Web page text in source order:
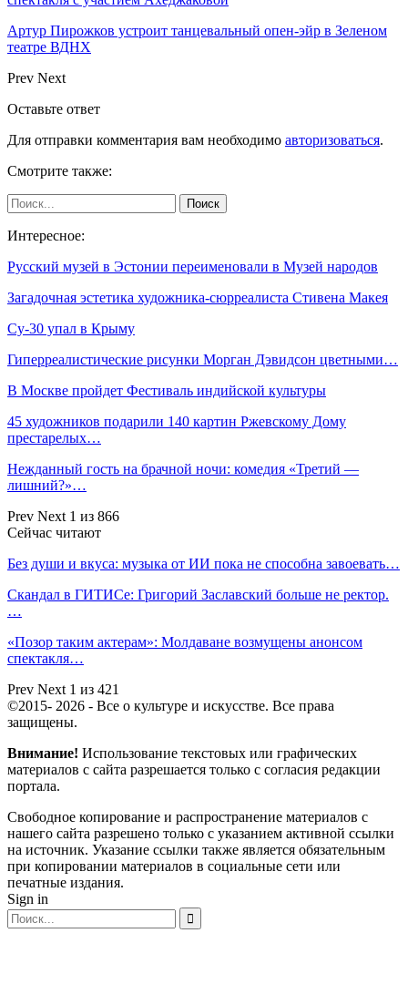
Артур Пирожков устроит танцевальный опен-эйр в Зеленом
театре ВДНХ
Prev Next
Оставьте ответ
Для отправки комментария вам необходимо авторизоваться.
Смотрите также:
Интересное:
Русский музей в Эстонии переименовали в Музей народов
Загадочная эстетика художника-сюрреалиста Стивена Макея
Су-30 упал в Крыму
Гиперреалистические рисунки Морган Дэвидсон цветными…
В Москве пройдет Фестиваль индийской культуры
45 художников подарили 140 картин Ржевскому Дому
престарелых…
Нежданный гость на брачной ночи: комедия «Третий —
лишний?»…
Prev Next 1 из 866
Сейчас читают
Без души и вкуса: музыка от ИИ пока не способна завоевать…
Скандал в ГИТИСе: Григорий Заславский больше не ректор.
…
«Позор таким актерам»: Молдаване возмущены анонсом
спектакля…
Prev Next 1 из 421
©2015- 2026 - Все о культуре и искусстве. Все права
защищены.
Внимание! Использование текстовых или графических
материалов с сайта разрешается только c согласия редакции
портала.
Свободное копирование и распространение материалов с
нашего сайта разрешено только с указанием активной ссылки
на источник. Указание ссылки также является обязательным
при копировании материалов в социальные сети или
печатные издания.
Sign in